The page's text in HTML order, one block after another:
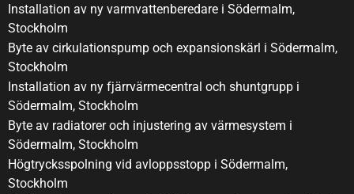
Installation av ny varmvattenberedare i Södermalm,
Stockholm
Byte av cirkulationspump och expansionskärl i Södermalm,
Stockholm
Installation av ny fjärrvärmecentral och shuntgrupp i
Södermalm, Stockholm
Byte av radiatorer och injustering av värmesystem i
Södermalm, Stockholm
Högtrycksspolning vid avloppsstopp i Södermalm,
Stockholm